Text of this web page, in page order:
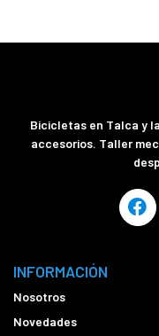
Bicicletas en Talca y
accesorios. Taller
INFORMACIÓN
Nosotros
Novedades